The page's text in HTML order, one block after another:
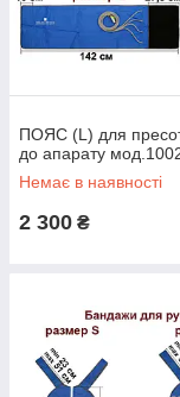
ПОЯС (L) для
до апарату
Немає в наявності
2 300 ₴